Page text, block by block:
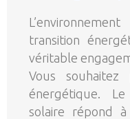
transition
véritable
Vous
énergétique.
solaire répond